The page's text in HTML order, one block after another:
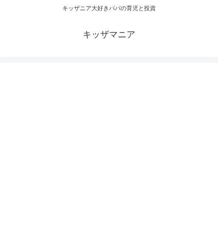
キッザニア大好きパパの育児と投資
キッザマニア